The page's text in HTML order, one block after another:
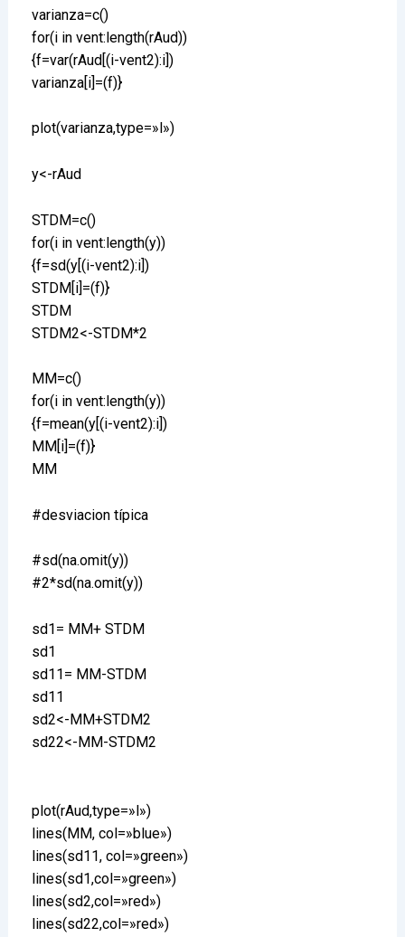
varianza=c()
for(i in vent:length(rAud))
{f=var(rAud[(i-vent2):i])
varianza[i]=(f)}
plot(varianza,type=»l»)
y<-rAud
STDM=c()
for(i in vent:length(y))
{f=sd(y[(i-vent2):i])
STDM[i]=(f)}
STDM
STDM2<-STDM*2
MM=c()
for(i in vent:length(y))
{f=mean(y[(i-vent2):i])
MM[i]=(f)}
MM
#desviacion típica
#sd(na.omit(y))
#2*sd(na.omit(y))
sd1= MM+ STDM
sd1
sd11= MM-STDM
sd11
sd2<-MM+STDM2
sd22<-MM-STDM2
plot(rAud,type=»l»)
lines(MM, col=»blue»)
lines(sd11, col=»green»)
lines(sd1,col=»green»)
lines(sd2,col=»red»)
lines(sd22,col=»red»)